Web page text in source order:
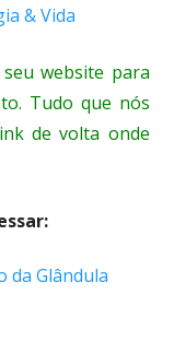
& Vida
website para
Tudo que nós
de volta onde
da Glândula